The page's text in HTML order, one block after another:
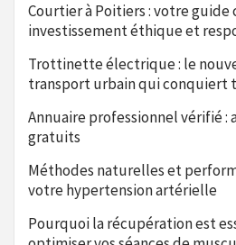
Courtier à Poitiers : votre
investissement éthique et
Trottinette électrique : le
transport urbain qui conquiert
Annuaire professionnel vérifié :
gratuits
Méthodes naturelles et
votre hypertension artérielle
Pourquoi la récupération est